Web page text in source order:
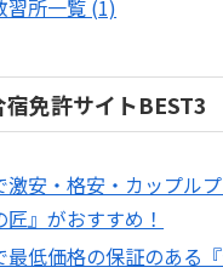
習所一覧 (1)
免許サイトBEST3
激安・格安・カップル
』がおすすめ！
最低価格の保証のある